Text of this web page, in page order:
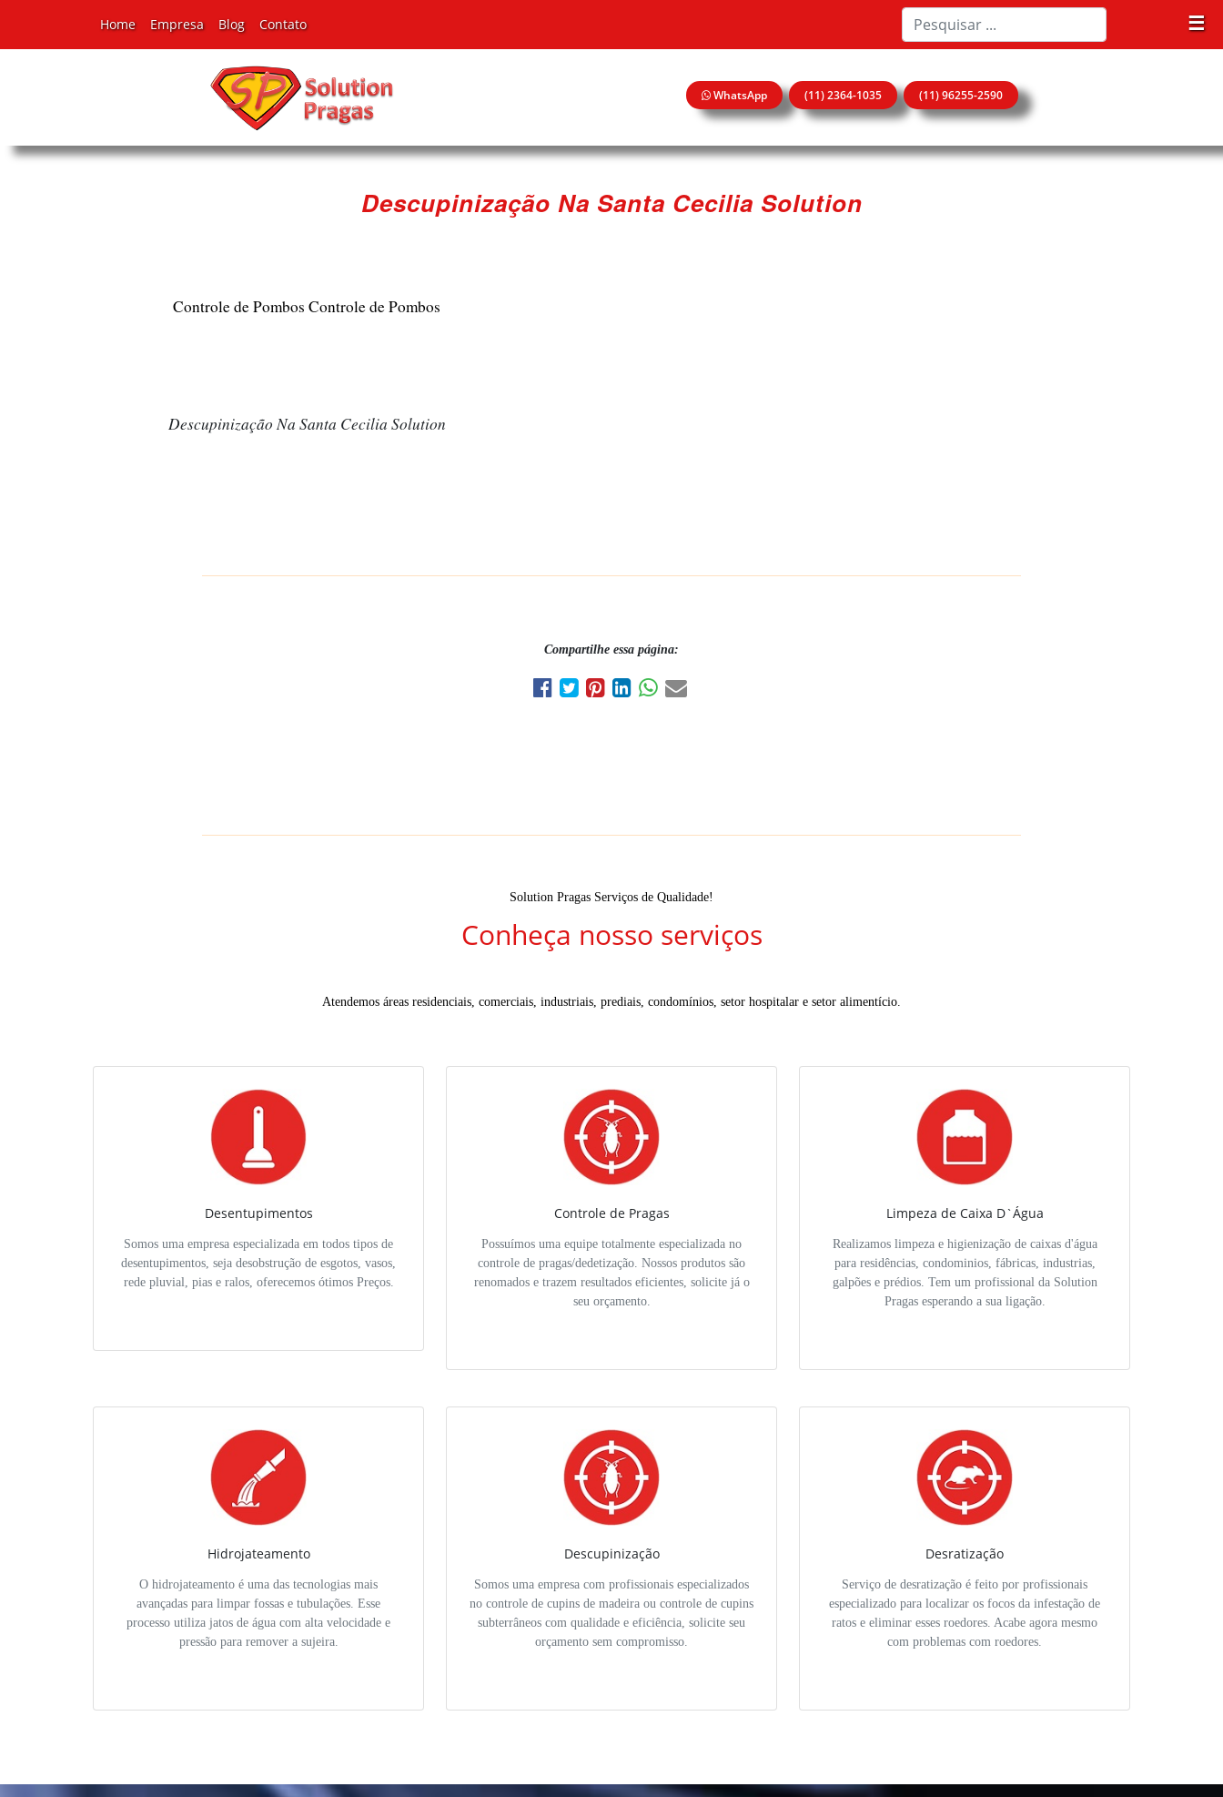
☰
Home Empresa Blog Contato
WhatsApp (11) 2364-1035 (11) 96255-2590
Descupinização Na Santa Cecilia Solution
Controle de Pombos Controle de Pombos
Descupinização Na Santa Cecilia Solution
Compartilhe essa página:
Solution Pragas Serviços de Qualidade!
Conheça nosso serviços
Atendemos áreas residenciais, comerciais, industriais, prediais, condomínios, setor hospitalar e setor alimentício.
Desentupimentos
Somos uma empresa especializada em todos tipos de
desentupimentos, seja desobstrução de esgotos, vasos,
rede pluvial, pias e ralos, oferecemos ótimos Preços.
Controle de Pragas
Possuímos uma equipe totalmente especializada no
controle de pragas/dedetização. Nossos produtos são
renomados e trazem resultados eficientes, solicite já o
seu orçamento.
Limpeza de Caixa D`Água
Realizamos limpeza e higienização de caixas d'água
para residências, condominios, fábricas, industrias,
galpões e prédios. Tem um profissional da Solution
Pragas esperando a sua ligação.
Hidrojateamento
O hidrojateamento é uma das tecnologias mais
avançadas para limpar fossas e tubulações. Esse
processo utiliza jatos de água com alta velocidade e
pressão para remover a sujeira.
Descupinização
Somos uma empresa com profissionais especializados
no controle de cupins de madeira ou controle de cupins
subterrâneos com qualidade e eficiência, solicite seu
orçamento sem compromisso.
Desratização
Serviço de desratização é feito por profissionais
especializado para localizar os focos da infestação de
ratos e eliminar esses roedores. Acabe agora mesmo
com problemas com roedores.